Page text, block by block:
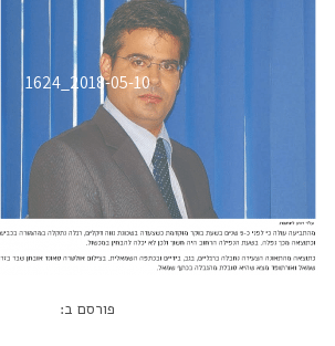
2018-05-10_1624
פורסם ב: